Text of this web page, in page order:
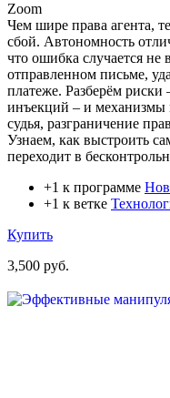
Zoom
Чем шире права агента,
сбой. Автономность
что ошибка случается не
отправленном письме,
платеже. Разберём
инъекций – и механизмы
судья, разграничение
Узнаем, как выстроить
переходит в
+1 к программе
+1 к ветке
Купить
3,500 руб.